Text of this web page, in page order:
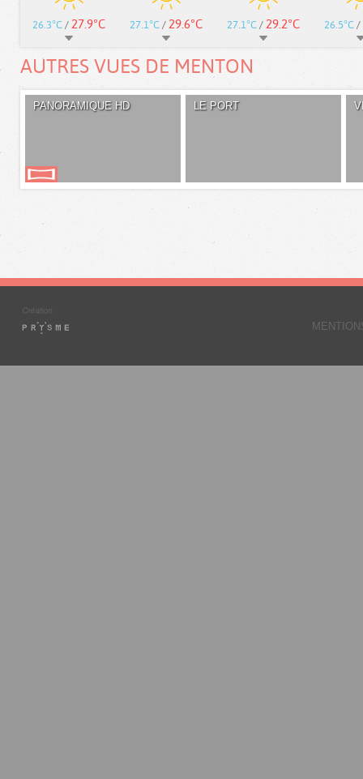
26.3°C / 27.9°C 27.1°C / 29.6°C 27.1°C / 29.2°C 26.5°C /
AUTRES VUES DE MENTON
PANORAMIQUE HD LE PORT